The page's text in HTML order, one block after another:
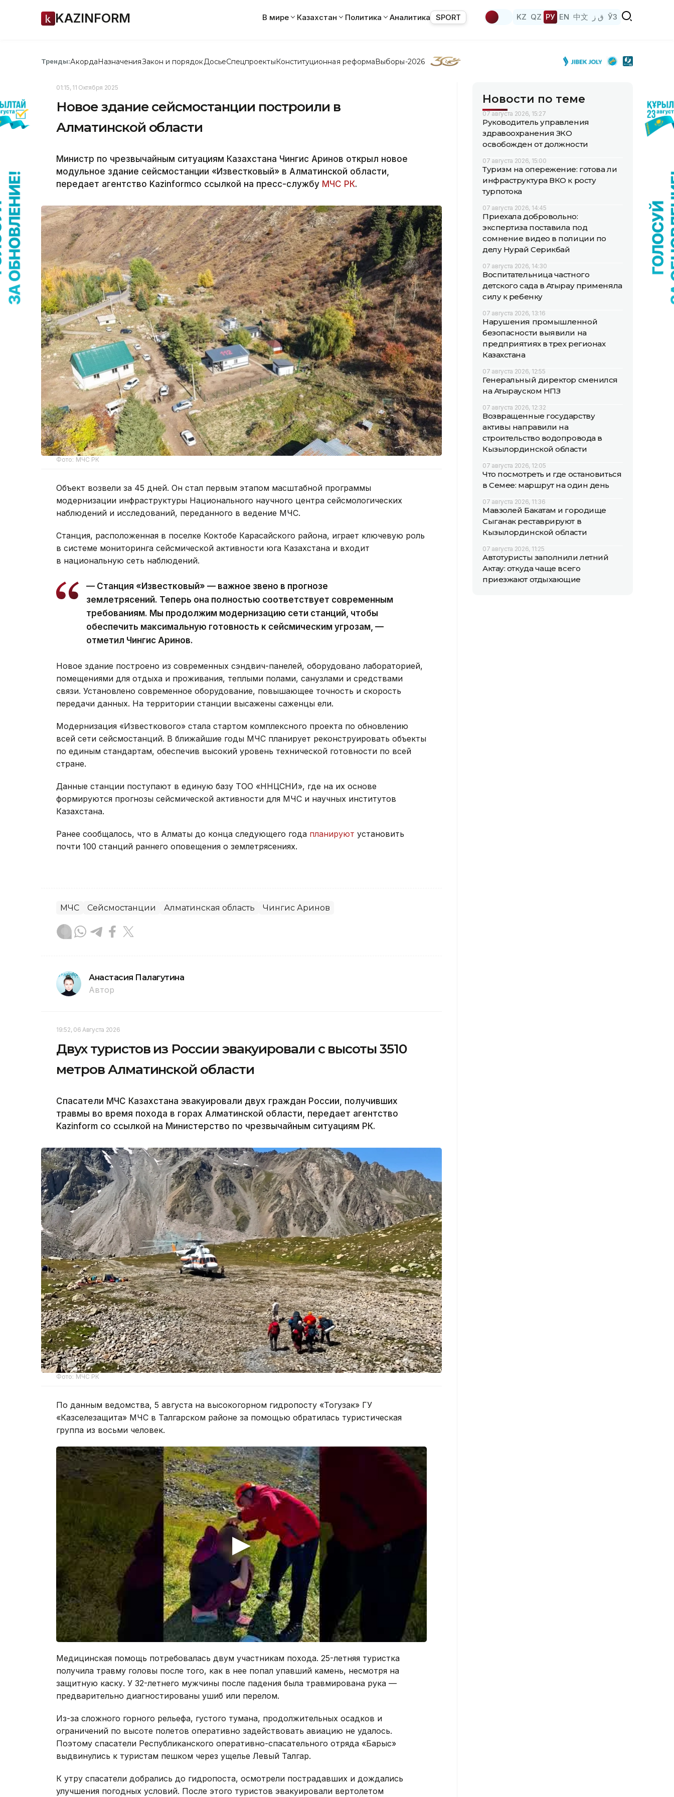
KAZINFORM В мире Казахстан Политика Аналитика SPORT KZ QZ РУ EN 中文 ق ز ЎЗ
Тренды:АкордаНазначенияЗакон и порядок ДосьеСпецпроектыКонституционная реформаВыборы-2026
01:15, 11 Октября 2025
Новое здание сейсмостанции построили в
Алматинской области
Министр по чрезвычайным ситуациям Казахстана Чингис Аринов открыл новое
модульное здание сейсмостанции «Известковый» в Алматинской области,
передает агентство Kazinformсо ссылкой на пресс-службу МЧС РК.
Фото: МЧС РК
Объект возвели за 45 дней. Он стал первым этапом масштабной программы
модернизации инфраструктуры Национального научного центра сейсмологических
наблюдений и исследований, переданного в ведение МЧС.
Станция, расположенная в поселке Коктобе Карасайского района, играет ключевую роль
в системе мониторинга сейсмической активности юга Казахстана и входит
в национальную сеть наблюдений.
— Станция «Известковый» — важное звено в прогнозе
землетрясений. Теперь она полностью соответствует современным
требованиям. Мы продолжим модернизацию сети станций, чтобы
обеспечить максимальную готовность к сейсмическим угрозам, —
отметил Чингис Аринов.
Новое здание построено из современных сэндвич-панелей, оборудовано лабораторией,
помещениями для отдыха и проживания, теплыми полами, санузлами и средствами
связи. Установлено современное оборудование, повышающее точность и скорость
передачи данных. На территории станции высажены саженцы ели.
Модернизация «Известкового» стала стартом комплексного проекта по обновлению
всей сети сейсмостанций. В ближайшие годы МЧС планирует реконструировать объекты
по единым стандартам, обеспечив высокий уровень технической готовности по всей
стране.
Данные станции поступают в единую базу ТОО «ННЦСНИ», где на их основе
формируются прогнозы сейсмической активности для МЧС и научных институтов
Казахстана.
Ранее сообщалось, что в Алматы до конца следующего года планируют установить
почти 100 станций раннего оповещения о землетрясениях.
МЧС Сейсмостанции Алматинская область Чингис Аринов
Анастасия Палагутина
Автор
19:52, 06 Августа 2026
Двух туристов из России эвакуировали с высоты 3510
метров Алматинской области
Спасатели МЧС Казахстана эвакуировали двух граждан России, получивших
травмы во время похода в горах Алматинской области, передает агентство
Kazinform со ссылкой на Министерство по чрезвычайным ситуациям РК.
Фото: МЧС РК
По данным ведомства, 5 августа на высокогорном гидропосту «Тогузак» ГУ
«Казселезащита» МЧС в Талгарском районе за помощью обратилась туристическая
группа из восьми человек.
Медицинская помощь потребовалась двум участникам похода. 25-летняя туристка
получила травму головы после того, как в нее попал упавший камень, несмотря на
защитную каску. У 32-летнего мужчины после падения была травмирована рука —
предварительно диагностированы ушиб или перелом.
Из-за сложного горного рельефа, густого тумана, продолжительных осадков и
ограничений по высоте полетов оперативно задействовать авиацию не удалось.
Поэтому спасатели Республиканского оперативно-спасательного отряда «Барыс»
выдвинулись к туристам пешком через ущелье Левый Талгар.
К утру спасатели добрались до гидропоста, осмотрели пострадавших и дождались
улучшения погодных условий. После этого туристов эвакуировали вертолетом
Новости по теме
07 августа 2026, 15:27
Руководитель управления
здравоохранения ЗКО
освобожден от должности
07 августа 2026, 15:00
Туризм на опережение: готова ли
инфраструктура ВКО к росту
турпотока
07 августа 2026, 14:45
Приехала добровольно:
экспертиза поставила под
сомнение видео в полиции по
делу Нурай Серикбай
07 августа 2026, 14:30
Воспитательница частного
детского сада в Атырау применяла
силу к ребенку
07 августа 2026, 13:16
Нарушения промышленной
безопасности выявили на
предприятиях в трех регионах
Казахстана
07 августа 2026, 12:55
Генеральный директор сменился
на Атырауском НПЗ
07 августа 2026, 12:32
Возвращенные государству
активы направили на
строительство водопровода в
Кызылординской области
07 августа 2026, 12:05
Что посмотреть и где остановиться
в Семее: маршрут на один день
07 августа 2026, 11:36
Мавзолей Бакатам и городище
Сыганак реставрируют в
Кызылординской области
07 августа 2026, 11:25
Автотуристы заполнили летний
Актау: откуда чаще всего
приезжают отдыхающие